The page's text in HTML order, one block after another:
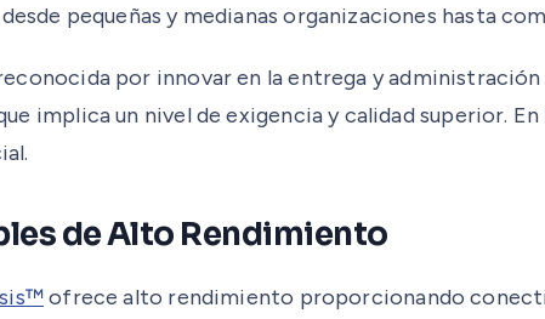
pequeñas y medianas organizaciones hasta
por innovar en la entrega y
implica un nivel de exigencia y calidad superior.
de Alto Rendimiento
ofrece alto rendimiento proporcionando